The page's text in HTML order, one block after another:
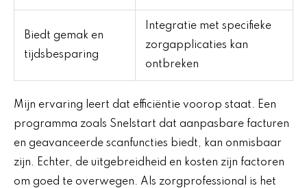
Biedt gemak en
tijdsbesparing
Integratie met specifieke
zorgapplicaties kan
ontbreken
Mijn ervaring leert dat efficiëntie voorop staat. Een
programma zoals Snelstart dat aanpasbare facturen
en geavanceerde scanfuncties biedt, kan onmisbaar
zijn. Echter, de uitgebreidheid en kosten zijn factoren
om goed te overwegen. Als zorgprofessional is het